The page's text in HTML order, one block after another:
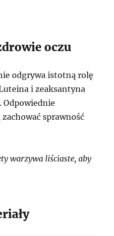
oczu
odgrywa istotną rolę
i zeaksantyna
Odpowiednie
sprawność
warzywa liściaste, aby